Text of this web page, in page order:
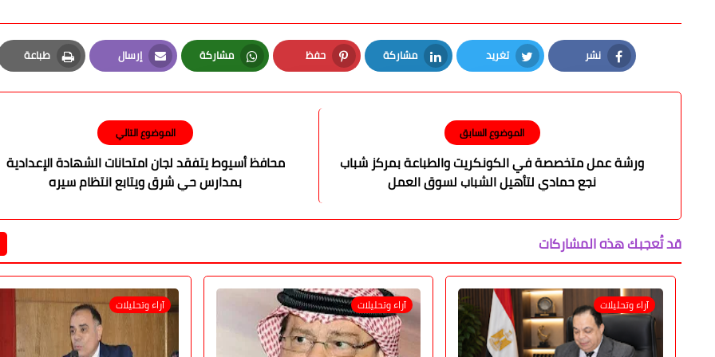
نشر
Facebook
تغريد
Twitter
مشاركة
LinkedIn
حفظ
Pinterest
مشاركة
Whatsapp
إرسال
Email
طباعة
Print
الموضوع التالي
محافظ أسيوط يتفقد لجان امتحانات الشهادة الإعدادية
بمدارس حي شرق ويتابع انتظام سيره
الموضوع السابق
ورشة عمل متخصصة في الكونكريت والطباعة بمركز شباب
نجع حمادي لتأهيل الشباب لسوق العمل
قد تُعجبك هذه المشاركات
آراء وتحليلات آراء وتحليلات آراء وتحليلات